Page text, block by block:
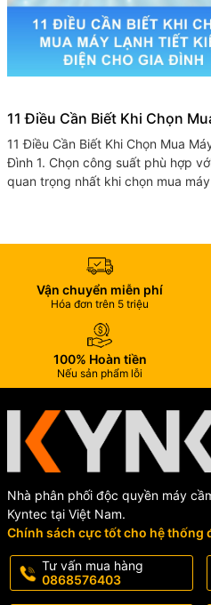
11 Điều Cần Biết Khi Chọn
Cho Gia Đình
11 Điều Cần Biết Khi Chọn Mua
Đình 1. Chọn công suất phù hợp với diện tích phòng Đây là yếu tố
quan trọng nhất khi chọn mua
Vận chuyển miễn phí
Hóa đơn trên 5 triệu
100% Hoàn tiền
Nếu sản phẩm lỗi
Nhà phân phối độc quyền máy
Kyntec tại Việt Nam.
Chính sách cực tốt cho hệ thống
Tư vấn mua hàng
0868576403